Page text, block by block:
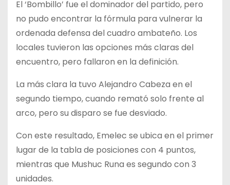
El ‘Bombillo’ fue el dominador del partido, pero
no pudo encontrar la fórmula para vulnerar la
ordenada defensa del cuadro ambateño. Los
locales tuvieron las opciones más claras del
encuentro, pero fallaron en la definición.
La más clara la tuvo Alejandro Cabeza en el
segundo tiempo, cuando remató solo frente al
arco, pero su disparo se fue desviado.
Con este resultado, Emelec se ubica en el primer
lugar de la tabla de posiciones con 4 puntos,
mientras que Mushuc Runa es segundo con 3
unidades.